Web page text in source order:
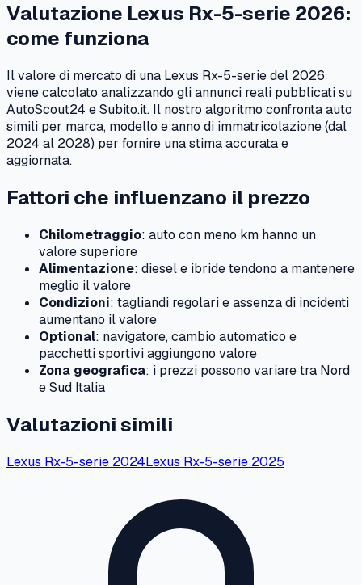
Valutazione Lexus Rx-5-serie 2026:
come funziona
Il valore di mercato di una Lexus Rx-5-seriedel 2026
viene calcolato analizzando gli annunci reali pubblicati su
AutoScout24 e Subito.it. Il nostro algoritmo confronta auto
simili per marca, modello e anno di immatricolazione (dal
2024 al 2028) per fornire una stima accurata e
aggiornata.
Fattori che influenzano il prezzo
Chilometraggio: auto con meno km hanno un
valore superiore
Alimentazione: diesel e ibride tendono a mantenere
meglio il valore
Condizioni: tagliandi regolari e assenza di incidenti
aumentano il valore
Optional: navigatore, cambio automatico e
pacchetti sportivi aggiungono valore
Zona geografica: i prezzi possono variare tra Nord
e Sud Italia
Valutazioni simili
Lexus Rx-5-serie 2024Lexus Rx-5-serie 2025